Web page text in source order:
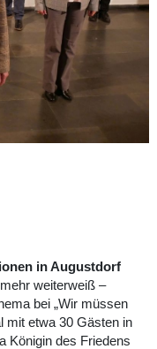
in Augustdorf
weiterweiß –
bei „Wir müssen
mit etwa 30 Gästen in
Königin des Friedens